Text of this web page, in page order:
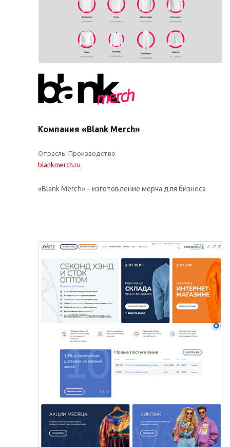
Компания «Blank Merch»
Отрасль: Производство
blankmerch.ru
«Blank Merch» – изготовление мерча для бизнеса